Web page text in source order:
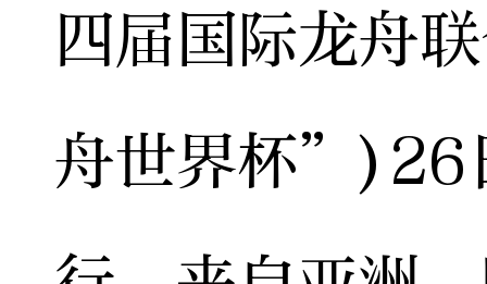
四届国际龙舟
舟世界杯”)26